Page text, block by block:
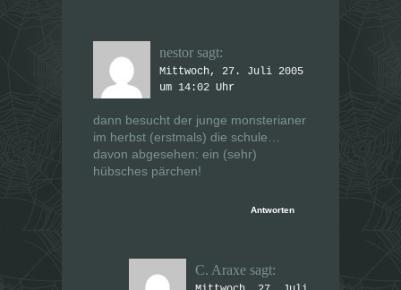
nestor sagt:
Mittwoch, 27. Juli 2005
um 14:02 Uhr
dann besucht der junge monsterianer
im herbst (erstmals) die schule…
davon abgesehen: ein (sehr)
hübsches pärchen!
Antworten
C. Araxe sagt: